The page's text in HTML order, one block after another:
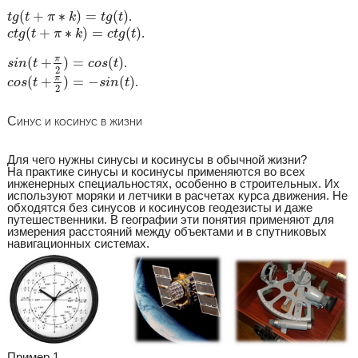
tg(t + π ∗ k) = tg(t)
tg(t+ π ∗ k =t )
.
ctg(t + π ∗ k) = ctg(t)
ctg(t+ π ∗ k )=c (t) .
sin(t + π
2 ) = cos(t)
in (t+ π 2 )= )
.
cos(t + π
2 ) = −sin(t)
s(t +π2) (t .
Синус и косинус в жизни
Для чего нужны синусы и косинусы в обычной жизни?
На практике синусы и косинусы применяются во всех
инженерных специальностях, особенно в строительных. Их
используют моряки и летчики в расчетах курса движения. Не
обходятся без синусов и косинусов геодезисты и даже
путешественники. В географии эти понятия применяют для
измерения расстояний между объектами и в спутниковых
навигационных системах.